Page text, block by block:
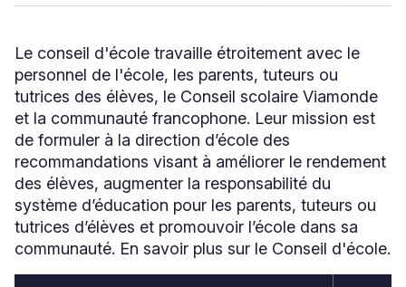
Niveau
Tous
Élémentaire
Secondaire
RECHERCHER
Le conseil d'école travaille étroitement avec le
personnel de l'école, les parents, tuteurs ou
tutrices des élèves, le Conseil scolaire Viamonde
et la communauté francophone. Leur mission est
de formuler à la direction d’école des
recommandations visant à améliorer le rendement
des élèves, augmenter la responsabilité du
système d’éducation pour les parents, tuteurs ou
tutrices d’élèves et promouvoir l’école dans sa
communauté. En savoir plus sur le Conseil d'école.